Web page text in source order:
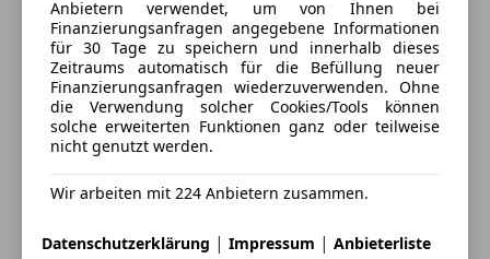
Alle Fahrzeuge des Anbieters
Anbieter kontaktieren
Deine Nachricht
Anbietern verwendet, um von Ihnen bei
Finanzierungsanfragen angegebene Informationen
für 30 Tage zu speichern und innerhalb dieses
Zeitraums automatisch für die Befüllung neuer
Finanzierungsanfragen wiederzuverwenden. Ohne
die Verwendung solcher Cookies/Tools können
solche erweiterten Funktionen ganz oder teilweise
nicht genutzt werden.
Wir arbeiten mit 224 Anbietern zusammen.
Datenschutzerklärung | Impressum | Anbieterliste